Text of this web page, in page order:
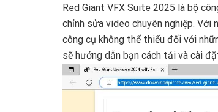
Red Giant VFX Suite 2025 là bộ
chỉnh sửa video chuyên nghiệp.
công cụ không thể thiếu đối với
sẽ hướng dẫn bạn cách tải và cài